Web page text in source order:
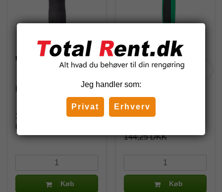
Unger Pro håndtag
104,50 DKK
(inkl. moms)
Køb
Unger ErgoTec håndtag
ETG00
144,25 DKK
115,40 DKK
Køb
Jeg handler som:
Privat Erhverv